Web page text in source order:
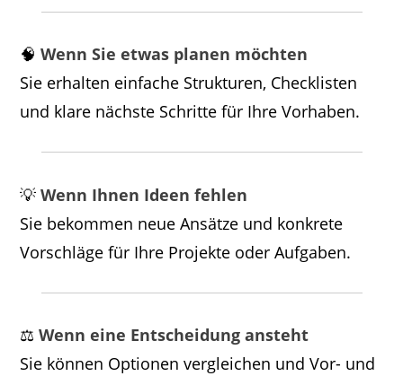
🧠 Wenn Sie etwas planen möchten
Sie erhalten einfache Strukturen, Checklisten
und klare nächste Schritte für Ihre Vorhaben.
💡 Wenn Ihnen Ideen fehlen
Sie bekommen neue Ansätze und konkrete
Vorschläge für Ihre Projekte oder Aufgaben.
⚖️ Wenn eine Entscheidung ansteht
Sie können Optionen vergleichen und Vor- und